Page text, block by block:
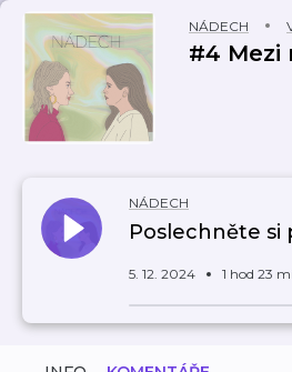
NÁDECH
#4 Mezi
NÁDECH
Poslechněte si
5. 12. 2024 1 hod 23